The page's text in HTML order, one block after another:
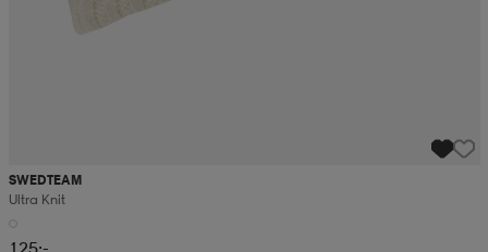
SWEDTEAM
Ultra Knit
125:-